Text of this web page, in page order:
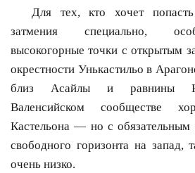
Для тех, кто хочет
затмения специально,
высокогорные точки с открытым
окрестности Унькастильо в
близ Асайлы и равнины
Валенсийском сообществе
Кастельона — но с обязательным
свободного горизонта на запад,
очень низко.